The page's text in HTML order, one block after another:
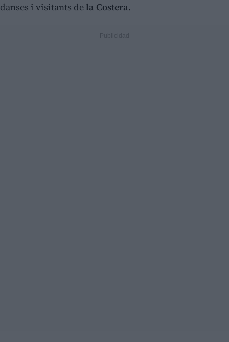
danses i visitants dela Costera.